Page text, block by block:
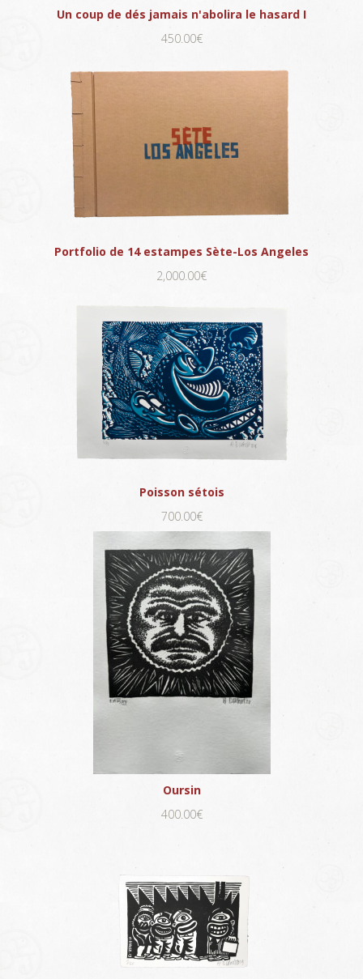
Un coup de dés jamais n'abolira le hasard I
450.00€
Portfolio de 14 estampes Sète-Los Angeles
2,000.00€
Poisson sétois
700.00€
Oursin
400.00€